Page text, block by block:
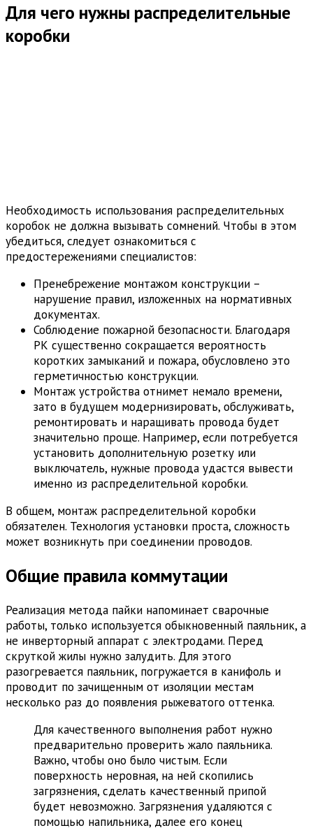
Для чего нужны распределительные
коробки
Необходимость использования распределительных
коробок не должна вызывать сомнений. Чтобы в этом
убедиться, следует ознакомиться с
предостережениями специалистов:
Пренебрежение монтажом конструкции –
нарушение правил, изложенных на нормативных
документах.
Соблюдение пожарной безопасности. Благодаря
РК существенно сокращается вероятность
коротких замыканий и пожара, обусловлено это
герметичностью конструкции.
Монтаж устройства отнимет немало времени,
зато в будущем модернизировать, обслуживать,
ремонтировать и наращивать провода будет
значительно проще. Например, если потребуется
установить дополнительную розетку или
выключатель, нужные провода удастся вывести
именно из распределительной коробки.
В общем, монтаж распределительной коробки
обязателен. Технология установки проста, сложность
может возникнуть при соединении проводов.
Общие правила коммутации
Реализация метода пайки напоминает сварочные
работы, только используется обыкновенный паяльник, а
не инверторный аппарат с электродами. Перед
скруткой жилы нужно залудить. Для этого
разогревается паяльник, погружается в канифоль и
проводит по зачищенным от изоляции местам
несколько раз до появления рыжеватого оттенка.
Для качественного выполнения работ нужно
предварительно проверить жало паяльника.
Важно, чтобы оно было чистым. Если
поверхность неровная, на ней скопились
загрязнения, сделать качественный припой
будет невозможно. Загрязнения удаляются с
помощью напильника, далее его конец